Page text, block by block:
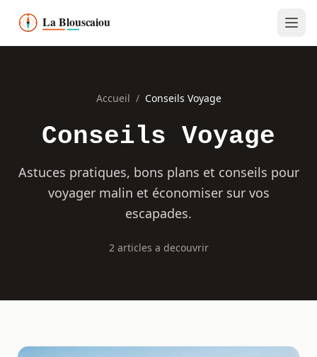
Accueil / Conseils Voyage
Conseils Voyage
Astuces pratiques, bons plans et conseils pour
voyager malin et économiser sur vos
escapades.
2 articles a decouvrir